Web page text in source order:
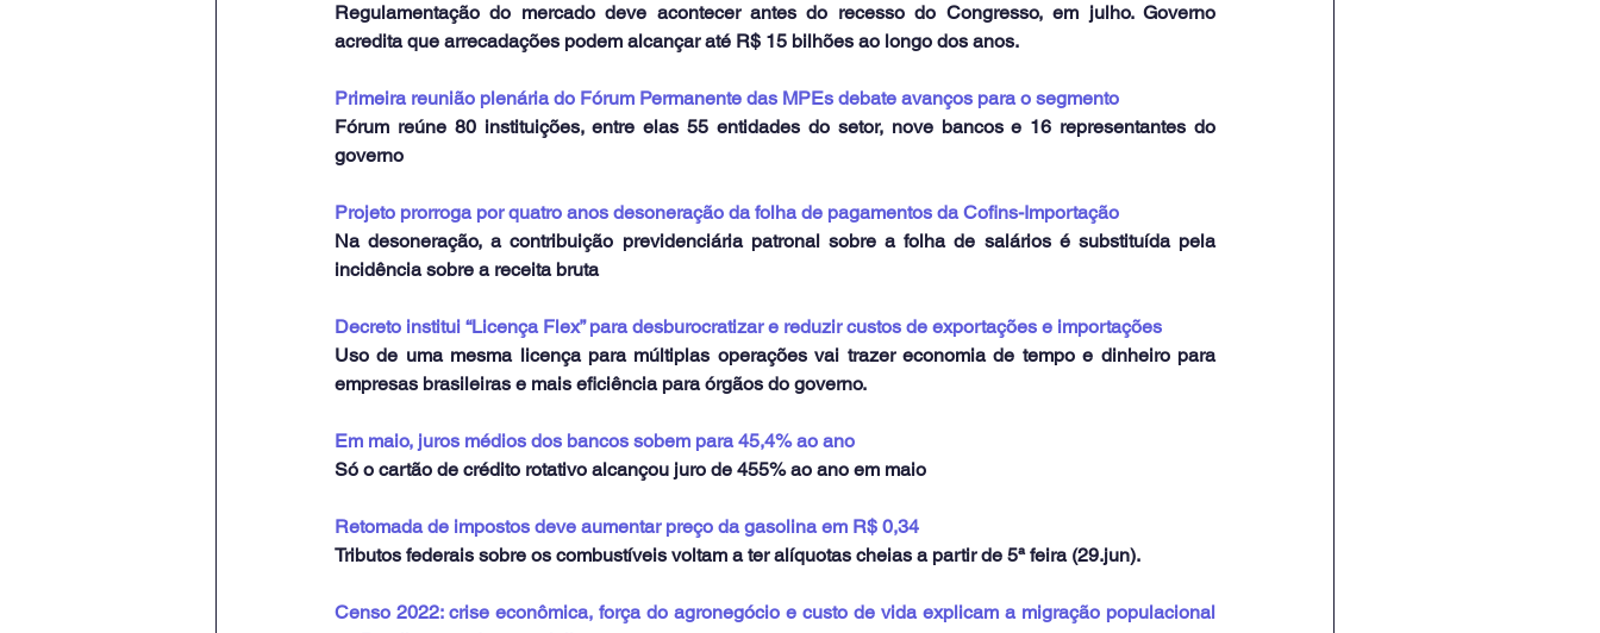
Regulamentação do mercado deve acontecer antes do recesso do Congresso, em julho. Governo
acredita que arrecadações podem alcançar até R$ 15 bilhões ao longo dos anos.
Primeira reunião plenária do Fórum Permanente das MPEs debate avanços para o segmento
Fórum reúne 80 instituições, entre elas 55 entidades do setor, nove bancos e 16 representantes do
governo
Projeto prorroga por quatro anos desoneração da folha de pagamentos da Cofins-Importação
Na desoneração, a contribuição previdenciária patronal sobre a folha de salários é substituída pela
incidência sobre a receita bruta
Decreto institui “Licença Flex” para desburocratizar e reduzir custos de exportações e importações
Uso de uma mesma licença para múltiplas operações vai trazer economia de tempo e dinheiro para
empresas brasileiras e mais eficiência para órgãos do governo.
Em maio, juros médios dos bancos sobem para 45,4% ao ano
Só o cartão de crédito rotativo alcançou juro de 455% ao ano em maio
Retomada de impostos deve aumentar preço da gasolina em R$ 0,34
Tributos federais sobre os combustíveis voltam a ter alíquotas cheias a partir de 5ª feira (29.jun).
Censo 2022: crise econômica, força do agronegócio e custo de vida explicam a migração populacional